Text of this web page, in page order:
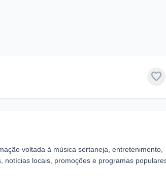
favorite
voltada à música sertaneja, entretenimento,
locais, promoções e programas